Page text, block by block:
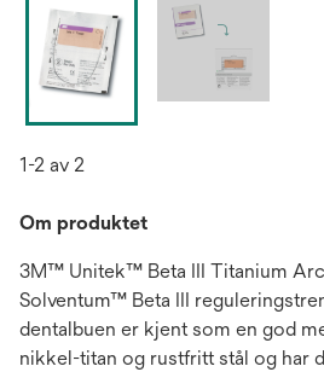
1-2 av 2
Om produktet
3M™ Unitek™ Beta III Titanium
Solventum™ Beta III
dentalbuen er kjent som en god
nikkel-titan og rustfritt stål og har